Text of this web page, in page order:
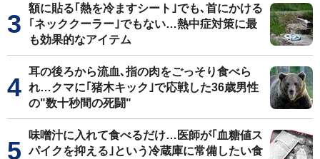
額に貼る｢熱を冷ますシート｣でも､首にかける
｢ネッククーラー｣でもない…熱中症対策に最
も効果的なアイテム
耳の後ろから流血､指の肉をごっそり食べら
れ…クマに｢猪木キック｣で応戦した36歳男性
の"数十秒間の死闘"
味噌汁に入れて食べるだけ…医師が｢血糖値ス
パイクを抑える｣という冷蔵庫に常備したい食